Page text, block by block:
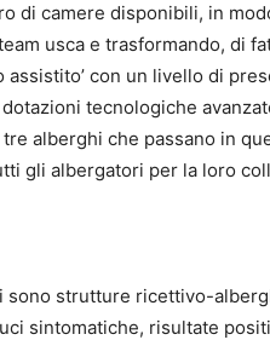
di camere disponibili, in
usca e trasformando, di
assistito’ con un livello di
tecnologiche
alberghi che passano in
gli albergatori per la loro
sono strutture ricettivo-
sintomatiche, risultate